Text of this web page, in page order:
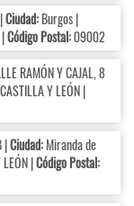
Ciudad:Burgos |
|Código Postal:09002
RAMÓN Y CAJAL, 8
Y LEÓN |
|Ciudad:Miranda de
|Código Postal: